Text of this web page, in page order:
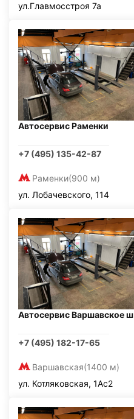
ул.Главмосстроя 7а
Автосервис Раменки
+7 (495) 135-42-87
Раменки(900 м)
ул. Лобачевского, 114
Автосервис Варшавское ш
+7 (495) 182-17-65
Варшавская(1400 м)
ул. Котляковская, 1Ас2